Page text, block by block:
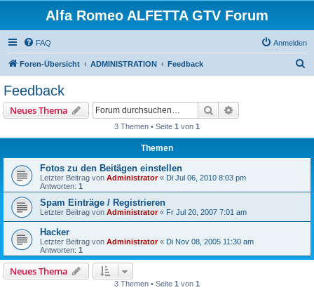
Alfa Romeo ALFETTA GTV Forum
FAQ Anmelden
Foren-Übersicht ADMINISTRATION Feedback
Feedback
Neues Thema Suche
3 Themen • Seite 1 von 1
Themen
Fotos zu den Beitägen einstellen
Letzter Beitrag von Administrator« Di Jul 06, 2010 8:03 pm
Antworten: 1
Spam Einträge / Registrieren
Letzter Beitrag von Administrator« Fr Jul 20, 2007 7:01 am
Hacker
Letzter Beitrag von Administrator« Di Nov 08, 2005 11:30 am
Antworten: 1
Neues Thema
3 Themen • Seite 1 von 1